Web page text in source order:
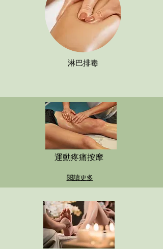
淋巴排毒
運動疼痛按摩
閱讀更多